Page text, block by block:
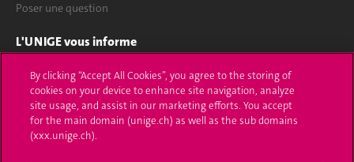
Poser une question
L'UNIGE vous informe
UNIGE Mobile
Médias
Offres d'emploi
By clicking “Accept All Cookies”, you agree to the storing of
cookies on your device to enhance site navigation, analyze
site usage, and assist in our marketing efforts. You accept
for the main domain (unige.ch) as well as the sub domains
(xxx.unige.ch).